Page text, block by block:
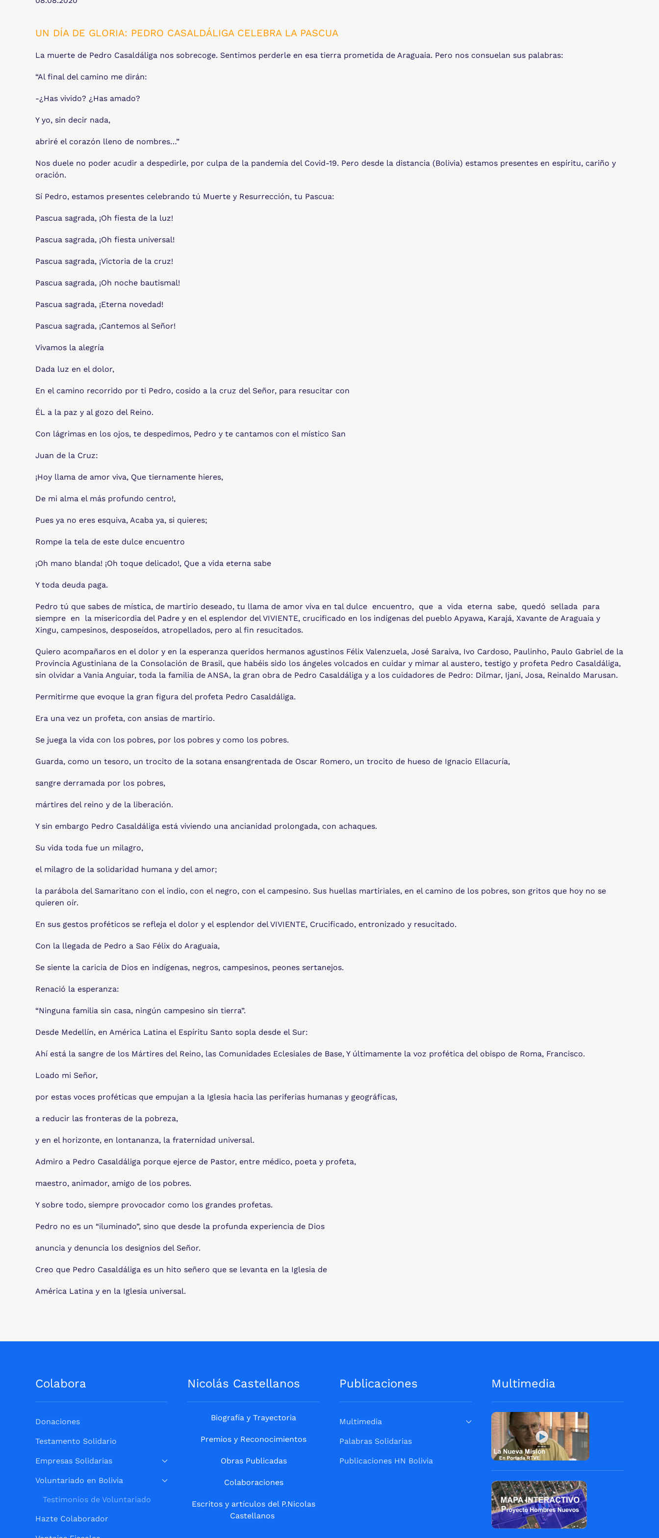
UN DÍA DE GLORIA: PEDRO CASALDÁLIGA CELEBRA LA PASCUA
La muerte de Pedro Casaldáliga nos sobrecoge. Sentimos perderle en esa tierra prometida de Araguaia. Pero nos consuelan sus palabras:
“Al final del camino me dirán:
-¿Has vivido? ¿Has amado?
Y yo, sin decir nada,
abriré el corazón lleno de nombres…”
Nos duele no poder acudir a despedirle, por culpa de la pandemia del Covid-19. Pero desde la distancia (Bolivia) estamos presentes en espíritu, cariño y
oración.
Sí Pedro, estamos presentes celebrando tú Muerte y Resurrección, tu Pascua:
Pascua sagrada, ¡Oh fiesta de la luz!
Pascua sagrada, ¡Oh fiesta universal!
Pascua sagrada, ¡Victoria de la cruz!
Pascua sagrada, ¡Oh noche bautismal!
Pascua sagrada, ¡Eterna novedad!
Pascua sagrada, ¡Cantemos al Señor!
Vivamos la alegría
Dada luz en el dolor,
En el camino recorrido por ti Pedro, cosido a la cruz del Señor, para resucitar con
ÉL a la paz y al gozo del Reino.
Con lágrimas en los ojos, te despedimos, Pedro y te cantamos con el místico San
Juan de la Cruz:
¡Hoy llama de amor viva, Que tiernamente hieres,
De mi alma el más profundo centro!,
Pues ya no eres esquiva, Acaba ya, si quieres;
Rompe la tela de este dulce encuentro
¡Oh mano blanda! ¡Oh toque delicado!, Que a vida eterna sabe
Y toda deuda paga.
Pedro tú que sabes de mística, de martirio deseado, tu llama de amor viva en tal dulce encuentro, que a vida eterna sabe, quedó sellada para
siempre en la misericordia del Padre y en el esplendor del VIVIENTE, crucificado en los indígenas del pueblo Apyawa, Karajá, Xavante de Araguaia y
Xingu, campesinos, desposeídos, atropellados, pero al fin resucitados.
Quiero acompañaros en el dolor y en la esperanza queridos hermanos agustinos Félix Valenzuela, José Saraiva, Ivo Cardoso, Paulinho, Paulo Gabriel de la
Provincia Agustiniana de la Consolación de Brasil, que habéis sido los ángeles volcados en cuidar y mimar al austero, testigo y profeta Pedro Casaldáliga,
sin olvidar a Vania Anguiar, toda la familia de ANSA, la gran obra de Pedro Casaldáliga y a los cuidadores de Pedro: Dilmar, Ijani, Josa, Reinaldo Marusan.
Permitirme que evoque la gran figura del profeta Pedro Casaldáliga.
Era una vez un profeta, con ansias de martirio.
Se juega la vida con los pobres, por los pobres y como los pobres.
Guarda, como un tesoro, un trocito de la sotana ensangrentada de Oscar Romero, un trocito de hueso de Ignacio Ellacuría,
sangre derramada por los pobres,
mártires del reino y de la liberación.
Y sin embargo Pedro Casaldáliga está viviendo una ancianidad prolongada, con achaques.
Su vida toda fue un milagro,
el milagro de la solidaridad humana y del amor;
la parábola del Samaritano con el indio, con el negro, con el campesino. Sus huellas martiriales, en el camino de los pobres, son gritos que hoy no se
quieren oír.
En sus gestos proféticos se refleja el dolor y el esplendor del VIVIENTE, Crucificado, entronizado y resucitado.
Con la llegada de Pedro a Sao Félix do Araguaia,
Se siente la caricia de Dios en indígenas, negros, campesinos, peones sertanejos.
Renació la esperanza:
“Ninguna familia sin casa, ningún campesino sin tierra”.
Desde Medellín, en América Latina el Espíritu Santo sopla desde el Sur:
Ahí está la sangre de los Mártires del Reino, las Comunidades Eclesiales de Base, Y últimamente la voz profética del obispo de Roma, Francisco.
Loado mi Señor,
por estas voces proféticas que empujan a la Iglesia hacia las periferias humanas y geográficas,
a reducir las fronteras de la pobreza,
y en el horizonte, en lontananza, la fraternidad universal.
Admiro a Pedro Casaldáliga porque ejerce de Pastor, entre médico, poeta y profeta,
maestro, animador, amigo de los pobres.
Y sobre todo, siempre provocador como los grandes profetas.
Pedro no es un “iluminado”, sino que desde la profunda experiencia de Dios
anuncia y denuncia los designios del Señor.
Creo que Pedro Casaldáliga es un hito señero que se levanta en la Iglesia de
América Latina y en la Iglesia universal.
Colabora
Donaciones
Testamento Solidario
Empresas Solidarias
Voluntariado en Bolivia
Testimonios de Voluntariado
Hazte Colaborador
Nicolás Castellanos
Biografía y Trayectoria
Premios y Reconocimientos
Obras Publicadas
Colaboraciones
Escritos y artículos del P.Nicolas
Castellanos
Publicaciones
Multimedia
Palabras Solidarias
Publicaciones HN Bolivia
Multimedia